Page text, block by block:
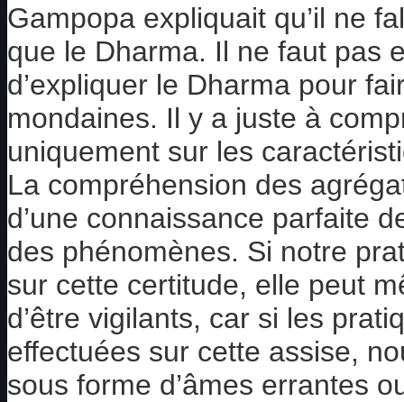
Gampopa expliquait qu’il ne
que le Dharma. Il ne faut pas
d’expliquer le Dharma pour
mondaines. Il y a juste à
uniquement sur les
La compréhension des
d’une connaissance parfaite
des phénomènes. Si notre
sur cette certitude, elle peut
d’être vigilants, car si les
effectuées sur cette assise,
sous forme d’âmes errantes